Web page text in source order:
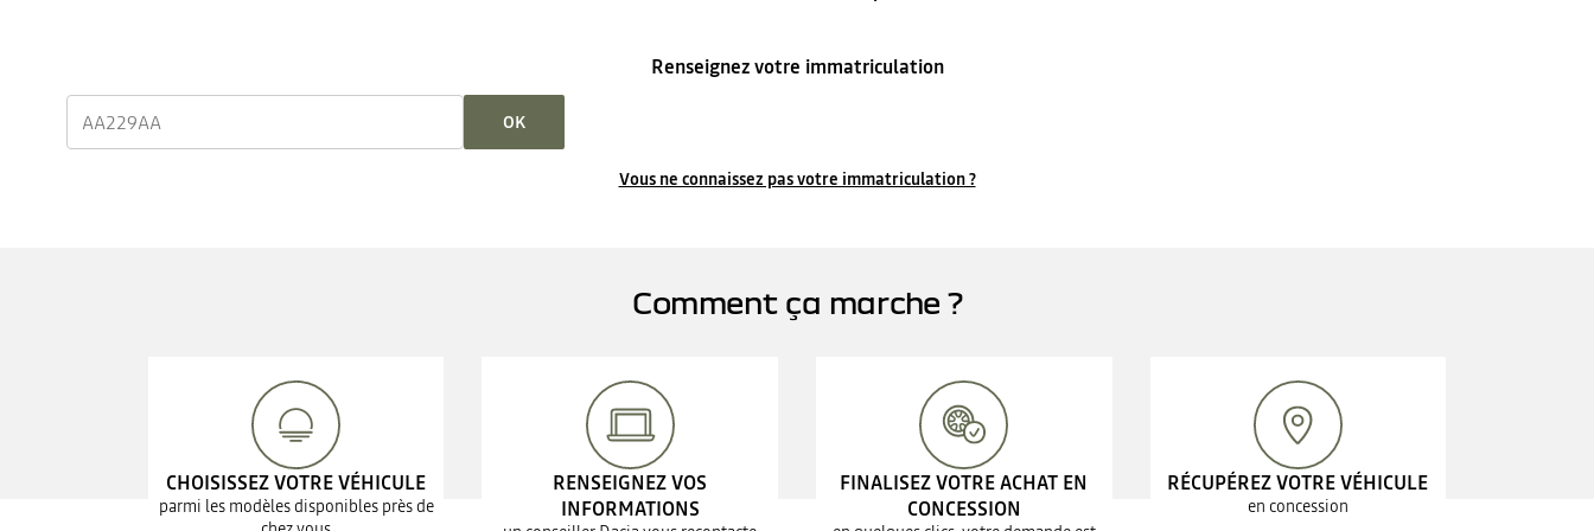
Renseignez votre immatriculation
OK
Vous ne connaissez pas votre immatriculation ?
Comment ça marche ?
CHOISISSEZ VOTRE VÉHICULE
parmi les modèles disponibles près de
RENSEIGNEZ VOS
INFORMATIONS
FINALISEZ VOTRE ACHAT EN
CONCESSION
RÉCUPÉREZ VOTRE VÉHICULE
en concession